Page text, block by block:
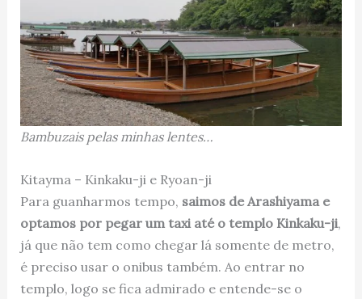
Bambuzais pelas minhas lentes…
Kitayma – Kinkaku-ji e Ryoan-ji
Para guanharmos tempo, saimos de Arashiyama e
optamos por pegar um taxi até o templo Kinkaku-ji,
já que não tem como chegar lá somente de metro,
é preciso usar o onibus também. Ao entrar no
templo, logo se fica admirado e entende-se o